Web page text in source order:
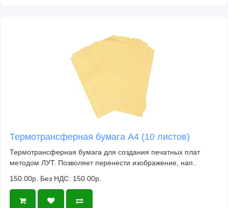
Термотрансферная бумага А4 (10 листов)
Термотрансферная бумага для создания печатных плат
методом ЛУТ. Позволяет перенести изображение, нап..
150.00р. Без НДС: 150.00р.